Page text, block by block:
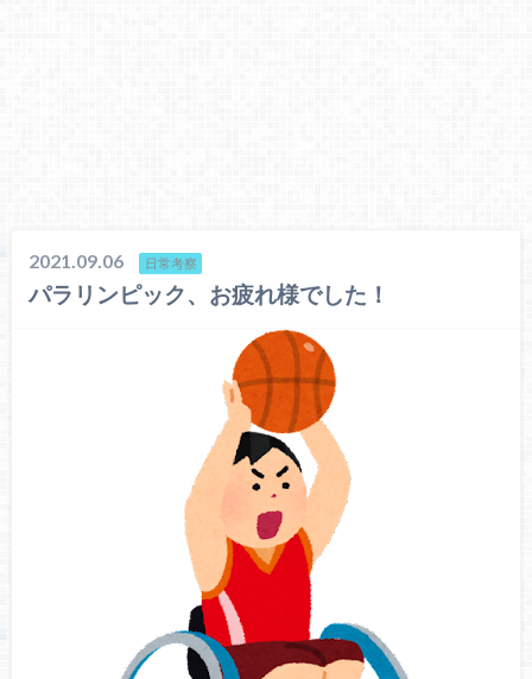
2021.09.06 日常考察
パラリンピック、お疲れ様でした！